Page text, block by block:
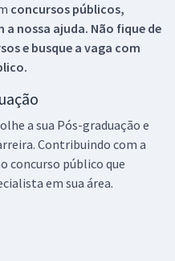
concursos públicos,
a nossa ajuda. Não fique de
e busque a vaga com
a sua Pós-graduação e
Contribuindo com a
concurso público que
em sua área.